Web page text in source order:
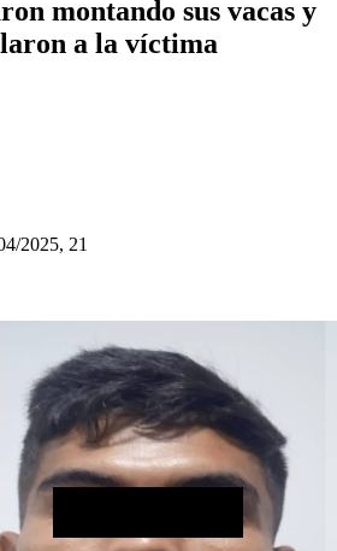
montando sus vacas y
a la víctima
2025, 21